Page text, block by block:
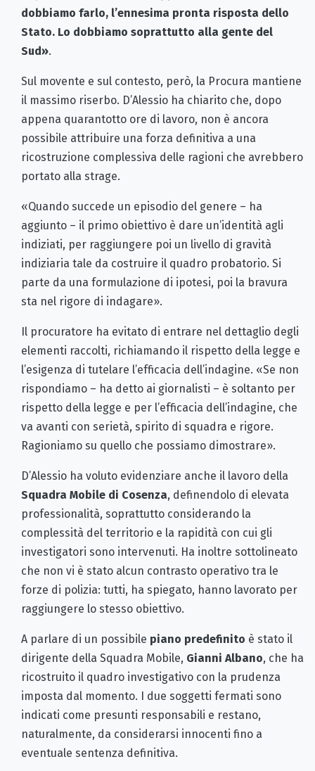
dobbiamo farlo, l’ennesima pronta risposta dello
Stato. Lo dobbiamo soprattutto alla gente del
Sud».
Sul movente e sul contesto, però, la Procura mantiene
il massimo riserbo. D’Alessio ha chiarito che, dopo
appena quarantotto ore di lavoro, non è ancora
possibile attribuire una forza definitiva a una
ricostruzione complessiva delle ragioni che avrebbero
portato alla strage.
«Quando succede un episodio del genere – ha
aggiunto – il primo obiettivo è dare un’identità agli
indiziati, per raggiungere poi un livello di gravità
indiziaria tale da costruire il quadro probatorio. Si
parte da una formulazione di ipotesi, poi la bravura
sta nel rigore di indagare».
Il procuratore ha evitato di entrare nel dettaglio degli
elementi raccolti, richiamando il rispetto della legge e
l’esigenza di tutelare l’efficacia dell’indagine. «Se non
rispondiamo – ha detto ai giornalisti – è soltanto per
rispetto della legge e per l’efficacia dell’indagine, che
va avanti con serietà, spirito di squadra e rigore.
Ragioniamo su quello che possiamo dimostrare».
D’Alessio ha voluto evidenziare anche il lavoro della
Squadra Mobile di Cosenza, definendolo di elevata
professionalità, soprattutto considerando la
complessità del territorio e la rapidità con cui gli
investigatori sono intervenuti. Ha inoltre sottolineato
che non vi è stato alcun contrasto operativo tra le
forze di polizia: tutti, ha spiegato, hanno lavorato per
raggiungere lo stesso obiettivo.
A parlare di un possibile piano predefinito è stato il
dirigente della Squadra Mobile, Gianni Albano, che ha
ricostruito il quadro investigativo con la prudenza
imposta dal momento. I due soggetti fermati sono
indicati come presunti responsabili e restano,
naturalmente, da considerarsi innocenti fino a
eventuale sentenza definitiva.